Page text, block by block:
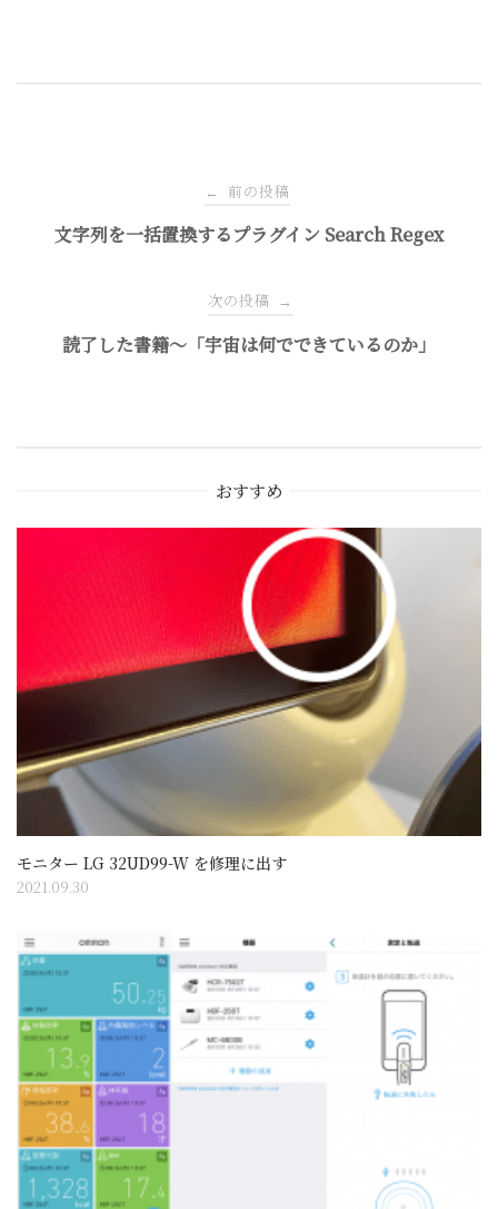
シ
← 前の投稿
文字列を一括置換するプラグイン Search Regex
次の投稿 →
読了した書籍〜「宇宙は何でできているのか」
おすすめ
モニター LG 32UD99-W を修理に出す
2021.09.30